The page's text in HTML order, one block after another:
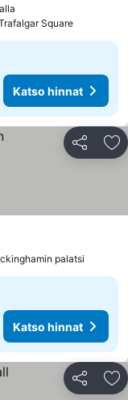
Square
Katso hinnat
Jaa
palatsi
Katso hinnat
Jaa